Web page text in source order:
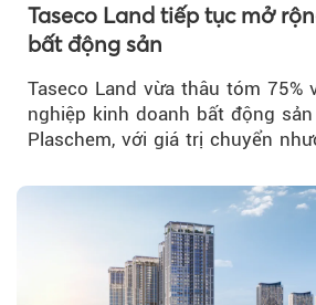
Taseco Land tiếp tục mở
bất động sản
Taseco Land vừa thâu tóm 75%
nghiệp kinh doanh bất động
Plaschem, với giá trị chuyển